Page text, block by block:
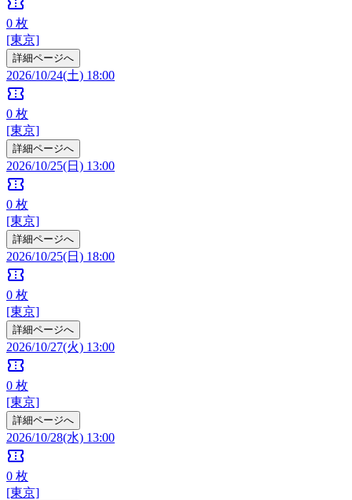
0 枚
[東京]
詳細ページへ
2026/10/24(土) 18:00
confirmation_number
0 枚
[東京]
詳細ページへ
2026/10/25(日) 13:00
confirmation_number
0 枚
[東京]
詳細ページへ
2026/10/25(日) 18:00
confirmation_number
0 枚
[東京]
詳細ページへ
2026/10/27(火) 13:00
confirmation_number
0 枚
[東京]
詳細ページへ
2026/10/28(水) 13:00
confirmation_number
0 枚
[東京]